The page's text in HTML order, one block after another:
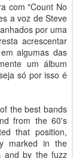
com "Count No
a voz de Steve
por uma
acrescentar
algumas das
um álbum
só por isso é
the best bands
from the 60's
that position,
marked in the
and by the fuzz